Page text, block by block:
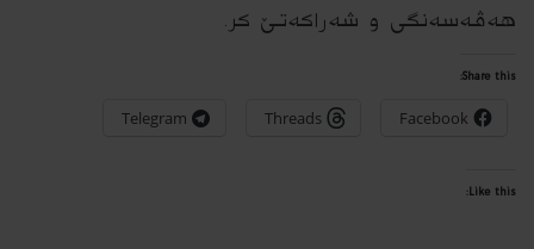
هه‌ڤه‌سه‌نگى و شه‌راكه‌تێ كر.
Share this:
Facebook
Threads
Telegram
Like this: